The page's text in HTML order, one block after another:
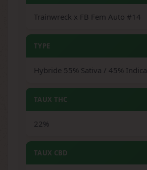
Trainwreck x FB Fem Auto #14
TYPE
Hybride 55% Sativa / 45% Indica
TAUX THC
22%
TAUX CBD